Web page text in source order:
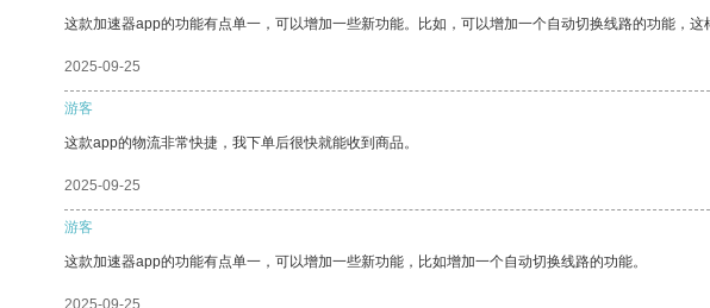
这款加速器app的功能有点单一，可以增加一些新功能。比如，可以增加一个自动切换线路的功能，
2025-09-25
游客
这款app的物流非常快捷，我下单后很快就能收到商品。
2025-09-25
游客
这款加速器app的功能有点单一，可以增加一些新功能，比如增加一个自动切换线路的功能。
2025-09-25